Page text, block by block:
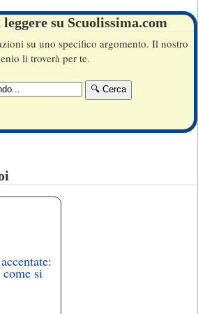
su Scuolissima.com
su uno specifico argomento. Il nostro
li troverà per te.
si